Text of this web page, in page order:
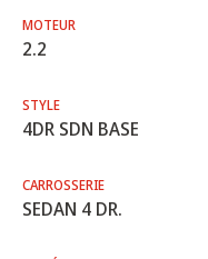
MOTEUR
2.2
STYLE
4DR SDN BASE
CARROSSERIE
SEDAN 4 DR.